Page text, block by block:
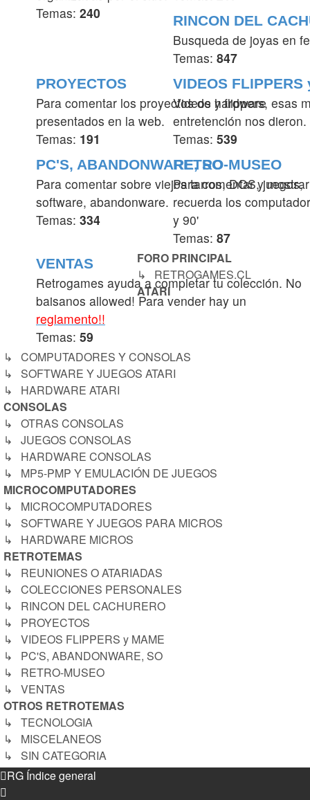
Temas: 240 RINCON DEL
Busqueda de joyas en
Temas: 847
PROYECTOS
Para comentar los proyectos de hardware
presentados en la web.
Temas: 191
VIDEOS FLIPPERS
Videos y flippers, esas
entretención nos dieron.
Temas: 539
PC'S, ABANDONWARE, SO
Para comentar sobre viejos tarros, DOS, juegos,
software, abandonware.
Temas: 334
RETRO-MUSEO
Para comentar y
recuerda los
y 90'
Temas: 87
VENTAS
Retrogames ayuda a completar tu colección. No
baisanos allowed!Para vender hay un
reglamento!!
Temas: 59
FORO PRINCIPAL
↳ RETROGAMES.CL
ATARI
↳ COMPUTADORES Y CONSOLAS
↳ SOFTWARE Y JUEGOS ATARI
↳ HARDWARE ATARI
CONSOLAS
↳ OTRAS CONSOLAS
↳ JUEGOS CONSOLAS
↳ HARDWARE CONSOLAS
↳ MP5-PMP Y EMULACIÓN DE JUEGOS
MICROCOMPUTADORES
↳ MICROCOMPUTADORES
↳ SOFTWARE Y JUEGOS PARA MICROS
↳ HARDWARE MICROS
RETROTEMAS
↳ REUNIONES O ATARIADAS
↳ COLECCIONES PERSONALES
↳ RINCON DEL CACHURERO
↳ PROYECTOS
↳ VIDEOS FLIPPERS y MAME
↳ PC'S, ABANDONWARE, SO
↳ RETRO-MUSEO
↳ VENTAS
OTROS RETROTEMAS
↳ TECNOLOGIA
↳ MISCELANEOS
↳ SIN CATEGORIA
RG Índice general